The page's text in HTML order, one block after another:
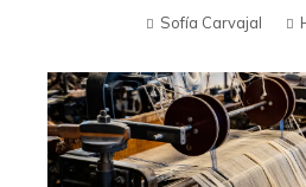
Sofía Carvajal